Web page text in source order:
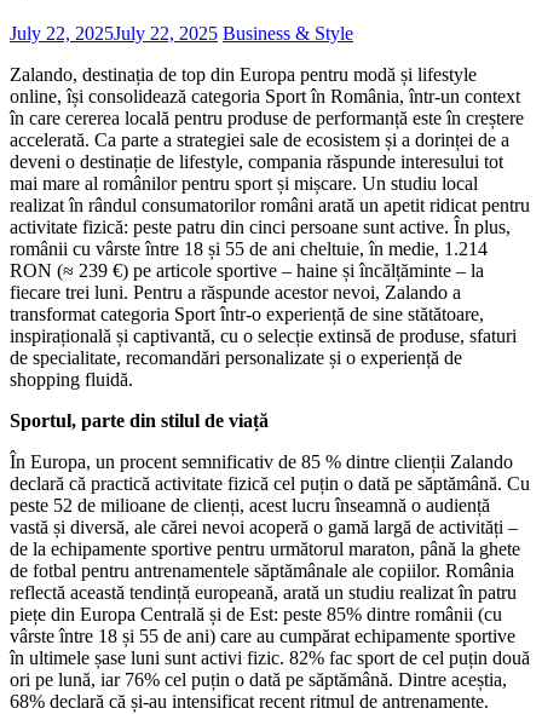
July 22, 2025July 22, 2025 Business & Style
Zalando, destinația de top din Europa pentru modă și lifestyle
online, își consolidează categoria Sport în România, într-un context
în care cererea locală pentru produse de performanță este în creștere
accelerată. Ca parte a strategiei sale de ecosistem și a dorinței de a
deveni o destinație de lifestyle, compania răspunde interesului tot
mai mare al românilor pentru sport și mișcare. Un studiu local
realizat în rândul consumatorilor români arată un apetit ridicat pentru
activitate fizică: peste patru din cinci persoane sunt active. În plus,
românii cu vârste între 18 și 55 de ani cheltuie, în medie, 1.214
RON (≈ 239 €) pe articole sportive – haine și încălțăminte – la
fiecare trei luni. Pentru a răspunde acestor nevoi, Zalando a
transformat categoria Sport într-o experiență de sine stătătoare,
inspirațională și captivantă, cu o selecție extinsă de produse, sfaturi
de specialitate, recomandări personalizate și o experiență de
shopping fluidă.
Sportul, parte din stilul de viață
În Europa, un procent semnificativ de 85 % dintre clienții Zalando
declară că practică activitate fizică cel puțin o dată pe săptămână. Cu
peste 52 de milioane de clienți, acest lucru înseamnă o audiență
vastă și diversă, ale cărei nevoi acoperă o gamă largă de activități –
de la echipamente sportive pentru următorul maraton, până la ghete
de fotbal pentru antrenamentele săptămânale ale copiilor. România
reflectă această tendință europeană, arată un studiu realizat în patru
piețe din Europa Centrală și de Est: peste 85% dintre românii (cu
vârste între 18 și 55 de ani) care au cumpărat echipamente sportive
în ultimele șase luni sunt activi fizic. 82% fac sport de cel puțin două
ori pe lună, iar 76% cel puțin o dată pe săptămână. Dintre aceștia,
68% declară că și-au intensificat recent ritmul de antrenamente.